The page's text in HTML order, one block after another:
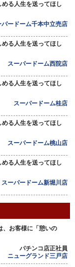
る人生を送ってほし
パードーム千本中立売店
る人生を送ってほし
スーパードーム西院店
る人生を送ってほし
スーパードーム桂店
る人生を送ってほし
スーパードーム桃山店
る人生を送ってほし
スーパードーム新堀川店
、お客様に「憩いの
パチンコ店正社員
ニューグランド三戸店